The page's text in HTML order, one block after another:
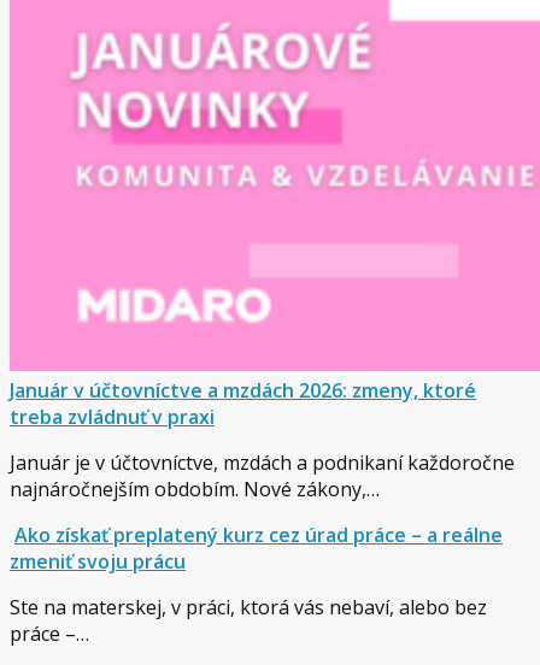
Január v účtovníctve a mzdách 2026: zmeny, ktoré
treba zvládnuť v praxi
Január je v účtovníctve, mzdách a podnikaní každoročne
najnáročnejším obdobím. Nové zákony,…
Ako získať preplatený kurz cez úrad práce – a reálne
zmeniť svoju prácu
Ste na materskej, v práci, ktorá vás nebaví, alebo bez
práce –…